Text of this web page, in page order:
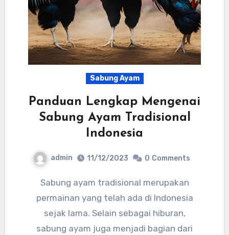
Sabung Ayam
Panduan Lengkap Mengenai
Sabung Ayam Tradisional
Indonesia
admin 11/12/2023 0 Comments
Sabung ayam tradisional merupakan
permainan yang telah ada di Indonesia
sejak lama. Selain sebagai hiburan,
sabung ayam juga menjadi bagian dari